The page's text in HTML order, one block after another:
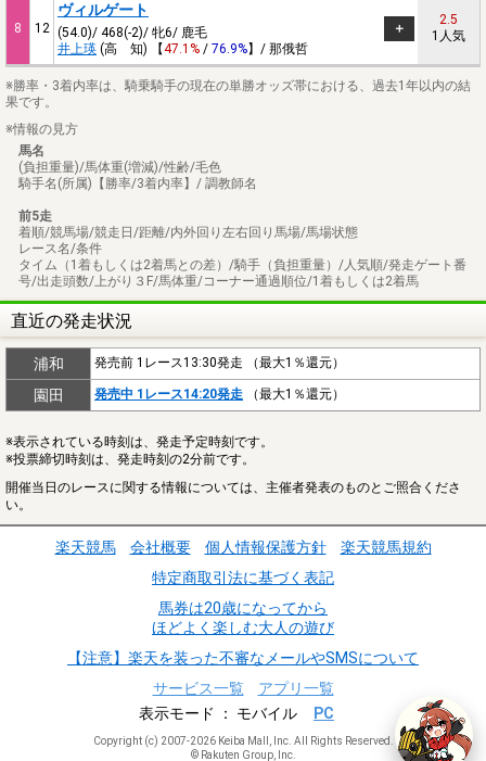
8 12
ヴィルゲート
(54.0)/ 468(-2)/ 牝6/ 鹿毛
井上瑛 (高 知) 【47.1% / 76.9%】/ 那俄哲
2.5
1人気
※勝率・3着内率は、騎乗騎手の現在の単勝オッズ帯における、過去1年以内の結
果です。
※情報の見方
馬名
(負担重量)/馬体重(増減)/性齢/毛色
騎手名(所属)【勝率/3着内率】/ 調教師名
前5走
着順/競馬場/競走日/距離/内外回り左右回り馬場/馬場状態
レース名/条件
タイム（1着もしくは2着馬との差）/騎手（負担重量）/人気順/発走ゲート番
号/出走頭数/上がり３F/馬体重/コーナー通過順位/1着もしくは2着馬
直近の発走状況
浦和 発売前 1レース13:30発走 （最大1％還元）
園田 発売中 1レース14:20発走 （最大1％還元）
※表示されている時刻は、発走予定時刻です。
※投票締切時刻は、発走時刻の2分前です。
開催当日のレースに関する情報については、主催者発表のものとご照合くださ
い。
楽天競馬 会社概要 個人情報保護方針
楽天競馬規約
特定商取引法に基づく表記
馬券は20歳になってから
ほどよく楽しむ大人の遊び
【注意】楽天を装った不審なメールやSMSについて
サービス一覧
アプリ一覧
表示モード
モバイル PC
Copyright (c) 2007-2026 Keiba Mall, Inc. All Rights Reserved.
© Rakuten Group, Inc.